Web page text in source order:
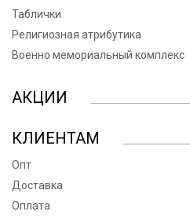
Таблички
Религиозная атрибутика
Военно мемориальный комплекс
АКЦИИ
КЛИЕНТАМ
Опт
Доставка
Оплата